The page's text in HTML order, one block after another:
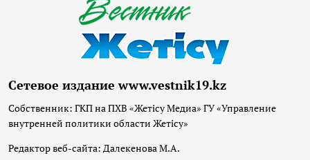
Сетевое издание www.vestnik19.kz
Собственник: ГКП на ПХВ «Жетісу Медиа» ГУ «Управление
внутренней политики области Жетісу»
Редактор веб-сайта: Далекенова М.А.